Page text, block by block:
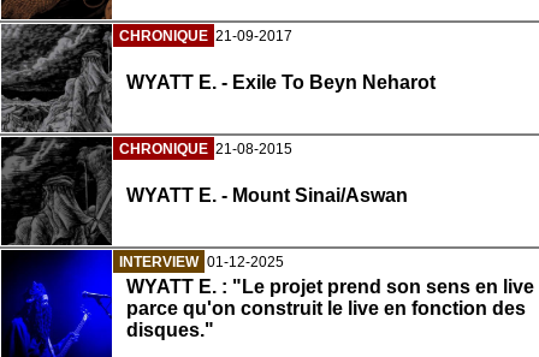
CHRONIQUE 21-09-2017
WYATT E. - Exile To Beyn Neharot
CHRONIQUE 21-08-2015
WYATT E. - Mount Sinai/Aswan
INTERVIEW 01-12-2025
WYATT E. : "Le projet prend son sens en live
parce qu'on construit le live en fonction des
disques."